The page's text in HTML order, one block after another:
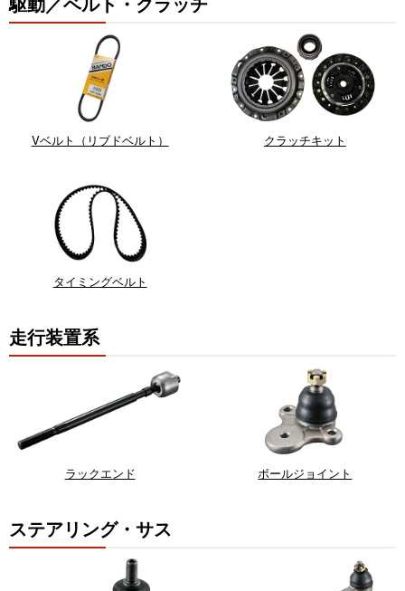
Vベルト（リブドベルト） クラッチキット
タイミングベルト
走行装置系
ラックエンド ボールジョイント
ステアリング・サス